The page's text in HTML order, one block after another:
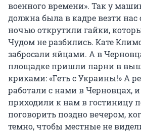
военного времени». Так у
должна была в кадре везти нас
ночью открутили гайки,
Чудом не разбились. Кате
забросали яйцами. А в
площадке пришли парни в
криками: «Геть с Украины!» А
работали с нами в Черновцах,
приходили к нам в гостиницу
поговорить поздно вечером,
темно, чтобы местные не